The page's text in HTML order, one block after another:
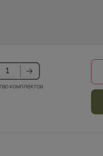
комплектов